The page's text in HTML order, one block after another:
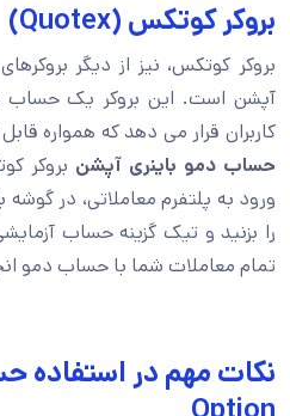
بروکر کوتکس (Quotex)
بروکر کوتکس، نیز از دیگر
کاربران قرار می دهد که همواره
حساب دمو باینری آپشن بروکر
ورود به پلتفرم معاملاتی، در
را بزنید و تیک گزینه حساب
تمام معاملات شما با حساب دمو